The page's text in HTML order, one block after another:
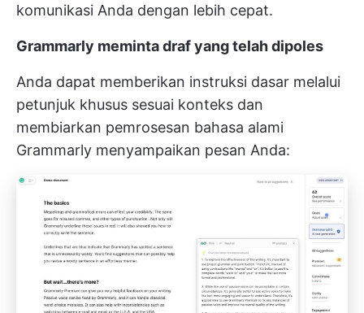
komunikasi Anda dengan lebih cepat.
Grammarly meminta draf yang telah dipoles
Anda dapat memberikan instruksi dasar melalui
petunjuk khusus sesuai konteks dan
membiarkan pemrosesan bahasa alami
Grammarly menyampaikan pesan Anda: